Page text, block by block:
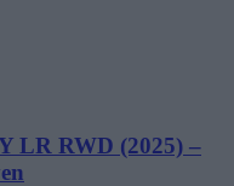
LR RWD (2025) –